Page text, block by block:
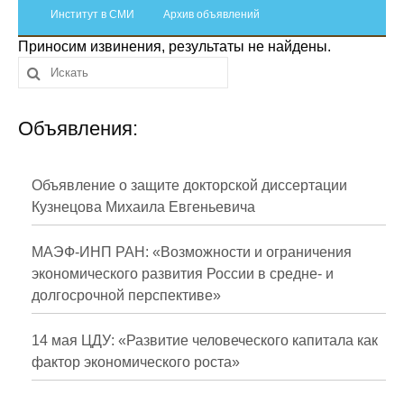
Отчетность
Противодействие коррупции
Материалы для СМИ
Публикации
Научная жизнь
Проблемы прогнозирования
О журнале
Номера журналов
Институт в СМИ Архив объявлений
Приносим извинения, результаты не найдены.
Объявления:
Объявление о защите докторской диссертации
Кузнецова Михаила Евгеньевича
МАЭФ-ИНП РАН: «Возможности и ограничения
экономического развития России в средне- и
долгосрочной перспективе»
14 мая ЦДУ: «Развитие человеческого капитала как
фактор экономического роста»